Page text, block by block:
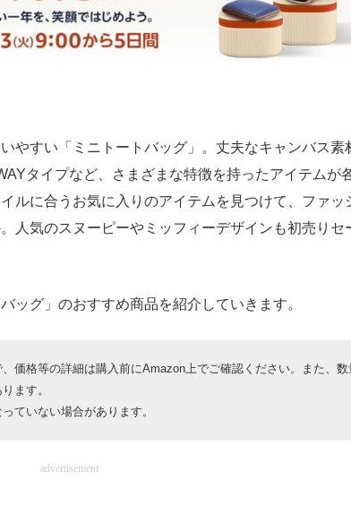
やすい「ミニトートバッグ」。丈夫なキャンバス素
タイプなど、さまざまな特徴を持ったアイテムが
ルに合うお気に入りのアイテムを見つけて、ファッ
人気のスヌーピーやミッフィーデザインも初売りセ
グ」のおすすめ商品を紹介していきます。
価格等の詳細は購入前にAmazon上でご確認ください。また、数
ます。
ていない場合があります。
advertisement